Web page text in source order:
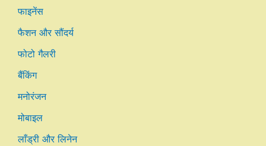
फाइनेंस
फैशन और सौंदर्य
फोटो गैलरी
बैंकिंग
मनोरंजन
मोबाइल
लाँड्री और लिनेन